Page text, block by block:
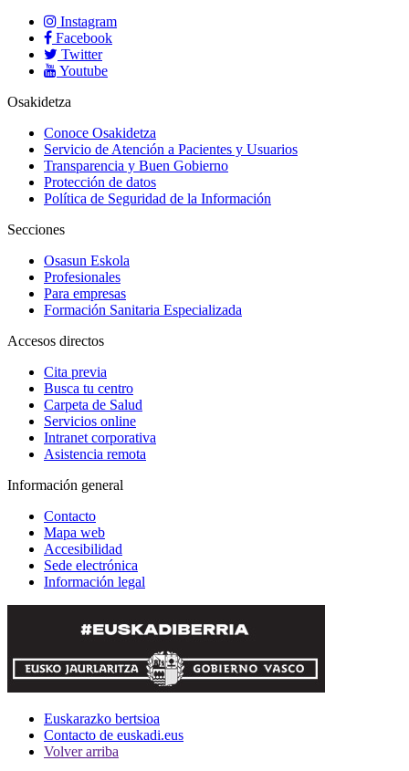
Instagram
Facebook
Twitter
Youtube
Osakidetza
Conoce Osakidetza
Servicio de Atención a Pacientes y Usuarios
Transparencia y Buen Gobierno
Protección de datos
Política de Seguridad de la Información
Secciones
Osasun Eskola
Profesionales
Para empresas
Formación Sanitaria Especializada
Accesos directos
Cita previa
Busca tu centro
Carpeta de Salud
Servicios online
Intranet corporativa
Asistencia remota
Información general
Contacto
Mapa web
Accesibilidad
Sede electrónica
Información legal
Euskarazko bertsioa
Contacto de euskadi.eus
Volver arriba